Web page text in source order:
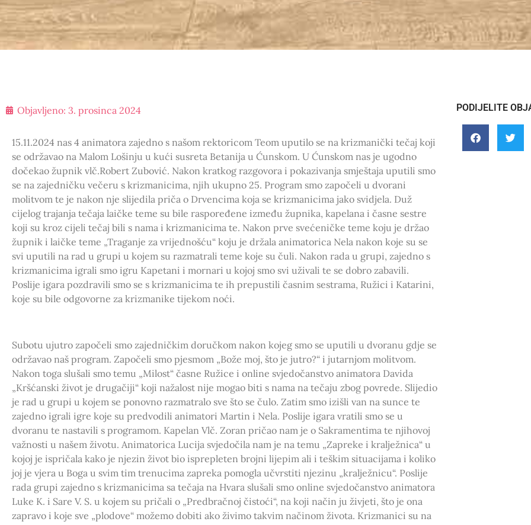
Objavljeno: 3. prosinca 2024
15.11.2024 nas 4 animatora zajedno s našom rektoricom Teom uputilo se na krizmanički tečaj koji
se održavao na Malom Lošinju u kući susreta Betanija u Ćunskom. U Ćunskom nas je ugodno
dočekao župnik vlč.Robert Zubović. Nakon kratkog razgovora i pokazivanja smještaja uputili smo
se na zajedničku večeru s krizmanicima, njih ukupno 25. Program smo započeli u dvorani
molitvom te je nakon nje slijedila priča o Drvencima koja se krizmanicima jako svidjela. Duž
cijelog trajanja tečaja laičke teme su bile raspoređene između župnika, kapelana i časne sestre
koji su kroz cijeli tečaj bili s nama i krizmanicima te. Nakon prve svećeničke teme koju je držao
župnik i laičke teme „Traganje za vrijednošću“ koju je držala animatorica Nela nakon koje su se
svi uputili na rad u grupi u kojem su razmatrali teme koje su čuli. Nakon rada u grupi, zajedno s
krizmanicima igrali smo igru Kapetani i mornari u kojoj smo svi uživali te se dobro zabavili.
Poslije igara pozdravili smo se s krizmanicima te ih prepustili časnim sestrama, Ružici i Katarini,
koje su bile odgovorne za krizmanike tijekom noći.
Subotu ujutro započeli smo zajedničkim doručkom nakon kojeg smo se uputili u dvoranu gdje se
održavao naš program. Započeli smo pjesmom „Bože moj, što je jutro?“ i jutarnjom molitvom.
Nakon toga slušali smo temu „Milost“ časne Ružice i online svjedočanstvo animatora Davida
„Kršćanski život je drugačiji“ koji nažalost nije mogao biti s nama na tečaju zbog povrede. Slijedio
je rad u grupi u kojem se ponovno razmatralo sve što se čulo. Zatim smo izišli van na sunce te
zajedno igrali igre koje su predvodili animatori Martin i Nela. Poslije igara vratili smo se u
dvoranu te nastavili s programom. Kapelan Vlč. Zoran pričao nam je o Sakramentima te njihovoj
važnosti u našem životu. Animatorica Lucija svjedočila nam je na temu „Zapreke i kralježnica“ u
kojoj je ispričala kako je njezin život bio isprepleten brojni lijepim ali i teškim situacijama i koliko
joj je vjera u Boga u svim tim trenucima zapreka pomogla učvrstiti njezinu „kralježnicu“. Poslije
rada grupi zajedno s krizmanicima sa tečaja na Hvara slušali smo online svjedočanstvo animatora
Luke K. i Sare V. S. u kojem su pričali o „Predbračnoj čistoći“, na koji način ju živjeti, što je ona
zapravo i koje sve „plodove“ možemo dobiti ako živimo takvim načinom života. Krizmanici su na
PODIJELITE